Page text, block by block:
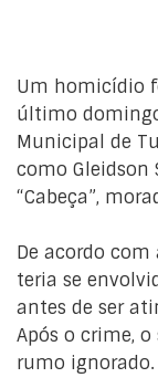
Um homicídio
último
Municipal de
como Gleidson
“Cabeça”,
De acordo
teria se
antes de ser
Após o crime,
rumo ignorado.